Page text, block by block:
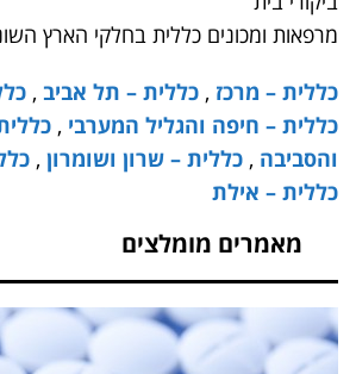
בחלקי הארץ השונים:
– תל אביב,כללית – צפון,
המערבי,כללית – ירושלים
ושומרון ,כללית – דרום,